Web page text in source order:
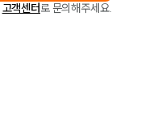
고객센터로 문의해주세요.